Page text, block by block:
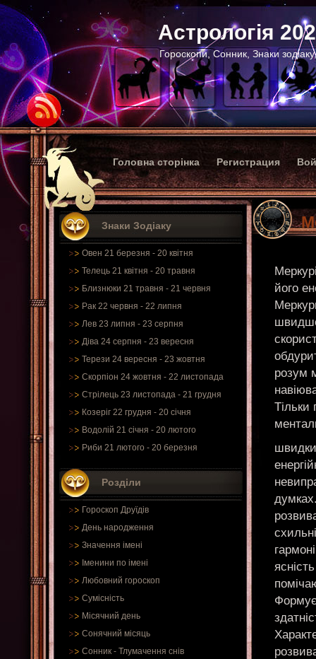
Астрологія
Гороскопи, Сонник, Знаки
Головна сторінка Регистрация
Знаки Зодіаку
Овен 21 березня - 20 квітня
Телець 21 квітня - 20 травня
Близнюки 21 травня - 21 червня
Рак 22 червня - 22 липня
Лев 23 липня - 23 серпня
Діва 24 серпня - 23 вересня
Терези 24 вересня - 23 жовтня
Скорпіон 24 жовтня - 22 листопада
Стрілець 23 листопада - 21 грудня
Козеріг 22 грудня - 20 січня
Водолій 21 січня - 20 лютого
Риби 21 лютого - 20 березня
Розділи
Гороскоп Друїдів
День народження
Значення імені
Іменини по імені
Любовний гороскоп
Сумісність
Місячний день
Сонячний місяць
Сонник - Тлумачення снів
його
розум